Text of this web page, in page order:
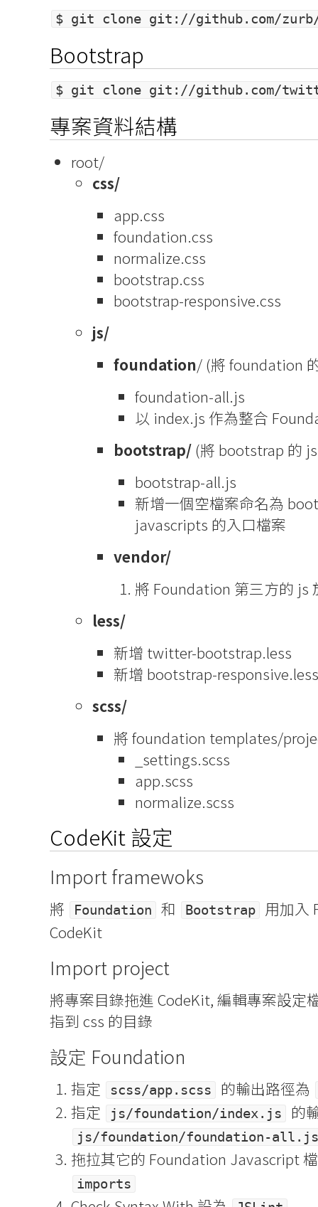
$ git clone git://github.com/
Bootstrap
$ git clone git://github.com/
專案資料結構
root/
css/
app.css
foundation.css
normalize.css
bootstrap.css
bootstrap-responsive.css
js/
foundation/ (將 foundation
foundation-all.js
以 index.js 作為整合
bootstrap/ (將 bootstrap 的
bootstrap-all.js
新增一個空檔案命名為
javascripts 的入口檔案
vendor/
將 Foundation 第三方的 js
less/
新增 twitter-bootstrap.less
新增 bootstrap-responsive.less
scss/
將 foundation templates/
_settings.scss
app.scss
normalize.scss
CodeKit 設定
Import framewoks
將 Foundation 和 Bootstrap
用加入
CodeKit
Import project
將專案目錄拖進 CodeKit, 編輯專案設定
指到 css 的目錄
設定 Foundation
指定 scss/app.scss
的輸出路徑為
指定
js/foundation/index.js 的
js/foundation/foundation-all.js
拖拉其它的 Foundation Javascript
imports